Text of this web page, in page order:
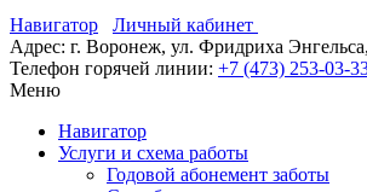
Навигатор
Личный кабинет
Адрес: г. Воронеж, ул. Фридриха
Телефон горячей линии: +7 (473) 253-03-
Меню
Навигатор
Услуги и схема работы
Годовой абонемент заботы